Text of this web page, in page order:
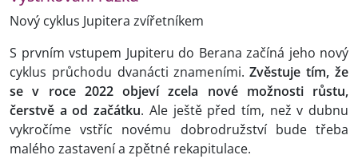
Nový cyklus Jupitera zvířetníkem
S prvním vstupem Jupiteru do Berana začíná jeho nový
cyklus průchodu dvanácti znameními.Zvěstuje tím, že
se v roce 2022 objeví zcela nové možnosti růstu,
čerstvě a od začátku. Ale ještě před tím, než v dubnu
vykročíme vstříc novému dobrodružství bude třeba
malého zastavení a zpětné rekapitulace.